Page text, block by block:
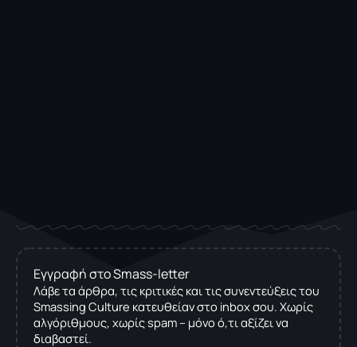
Εγγραφή στο Smass-letter
Λάβε τα άρθρα, τις κριτικές και τις συνεντεύξεις του
Smassing Culture κατευθείαν στο inbox σου. Χωρίς
αλγόριθμους, χωρίς spam – μόνο ό,τι αξίζει να
διαβαστεί.